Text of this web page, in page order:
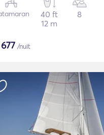
40 ft
12 m
8
677 /nuit